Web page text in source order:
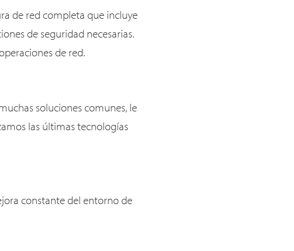
de red completa que incluye
de seguridad necesarias.
de red.
soluciones comunes, le
las últimas tecnologías
constante del entorno de